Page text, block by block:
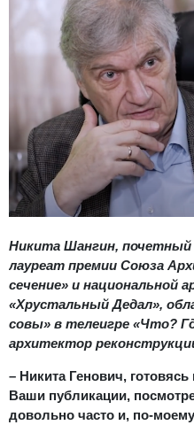
Никита Шангин,
лауреат премии Союза
сечение» и национальной
«Хрустальный Дедал»,
совы» в телеигре «Что?
архитектор
– Никита Генович,
Ваши публикации,
довольно часто и, по-